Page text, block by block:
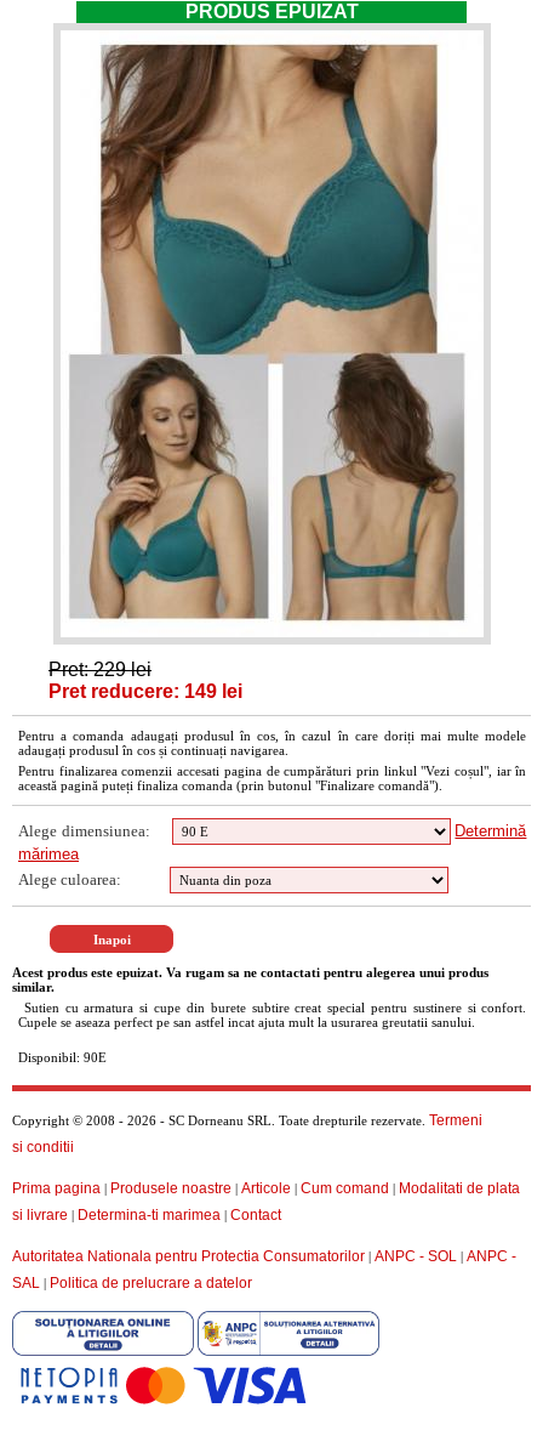
PRODUS EPUIZAT
Pret: 229 lei
Pret reducere: 149 lei
Pentru a comanda adaugați produsul în cos, în cazul în care doriți mai multe modele
adaugați produsul în cos și continuați navigarea.
Pentru finalizarea comenzii accesati pagina de cumpărături prin linkul "Vezi coșul", iar în
această pagină puteți finaliza comanda (prin butonul "Finalizare comandă").
Alege dimensiunea:
Determină
mărimea
Alege culoarea:
Acest produs este epuizat. Va rugam sa ne contactati pentru alegerea unui produs
similar.
Sutien cu armatura si cupe din burete subtire creat special pentru sustinere si confort.
Cupele se aseaza perfect pe san astfel incat ajuta mult la usurarea greutatii sanului.
Disponibil: 90E
Copyright © 2008 - 2026 - SC Dorneanu SRL. Toate drepturile rezervate. Termeni
si conditii
Prima pagina | Produsele noastre | Articole | Cum comand | Modalitati de plata
si livrare | Determina-ti marimea | Contact
Autoritatea Nationala pentru Protectia Consumatorilor | ANPC - SOL | ANPC -
SAL | Politica de prelucrare a datelor